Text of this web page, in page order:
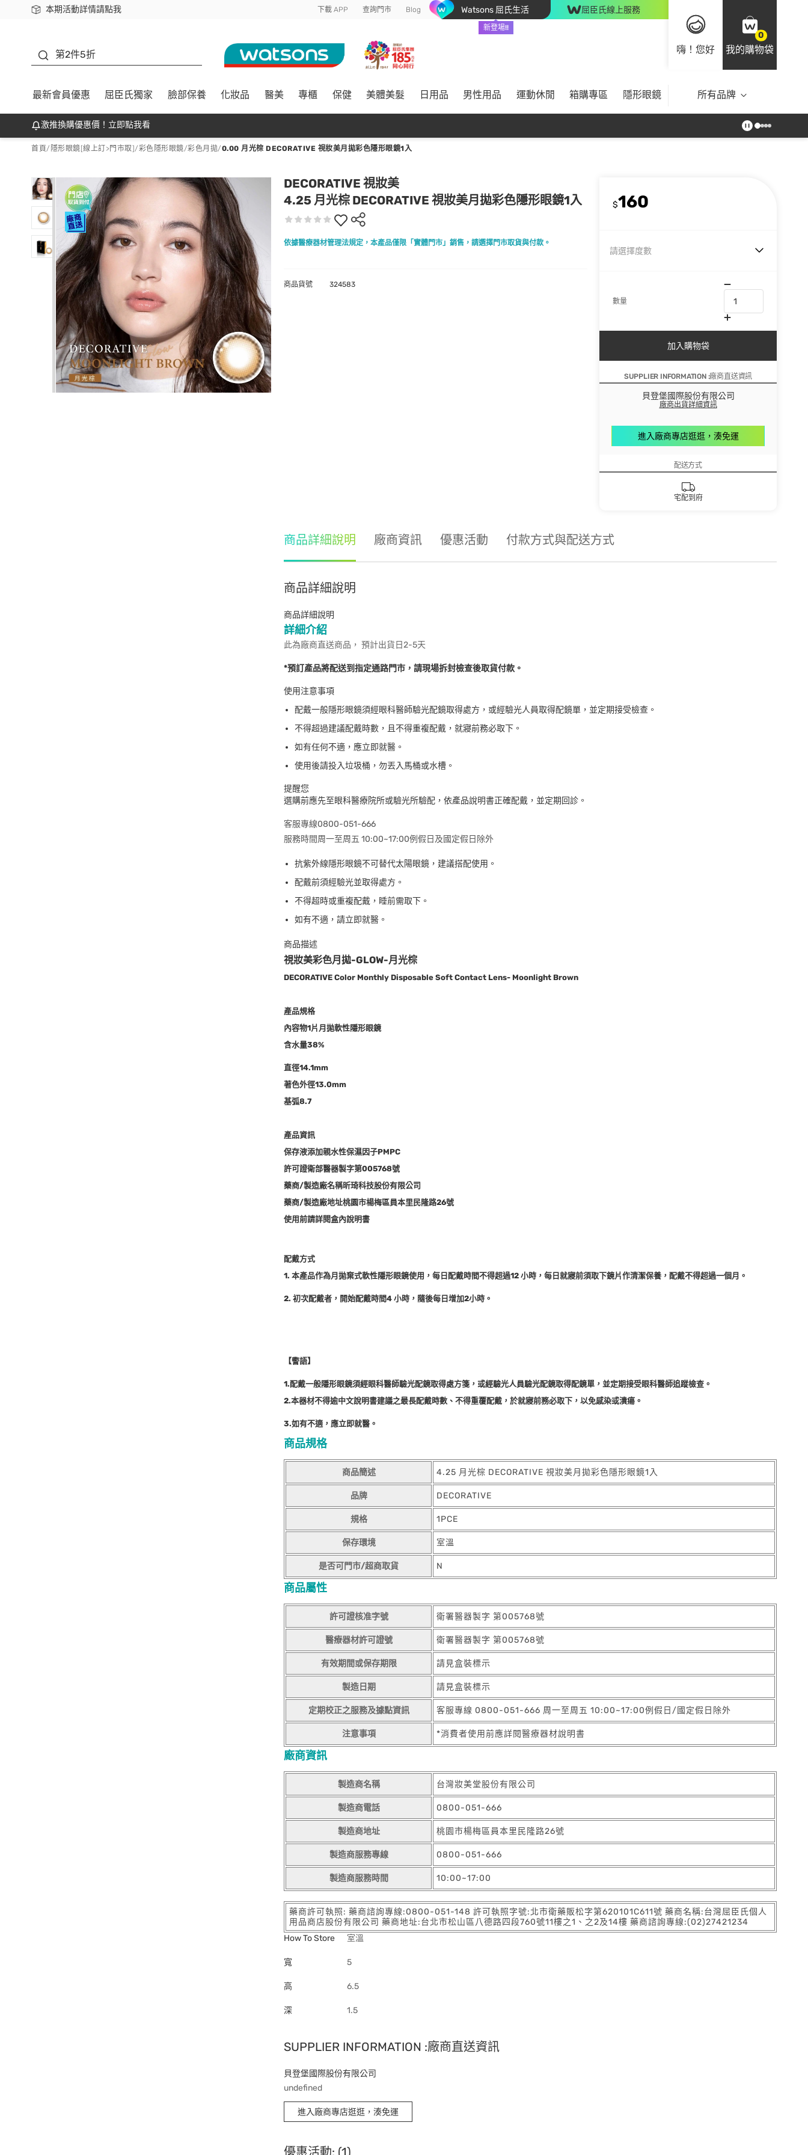
本期活動詳情請點我
下載app最高回饋$350 下載 APP 查詢門市 Blog Watsons 屈氏生活
新登場!!
屈臣氏線上服務
嗨！您好
0
我的購物袋
第2件5折
最新會員優惠 屈臣氏獨家 臉部保養 化妝品 醫美 專櫃 保健 美體美髮 日用品 男性用品 運動休閒 箱購專區 隱形眼鏡 所有品牌
激推換購優惠價！立即點我看
首頁/ 隱形眼鏡[線上訂>門市取]/彩色隱形眼鏡/彩色月拋/0.00 月光棕 DECORATIVE 視妝美月拋彩色隱形眼鏡1入
DECORATIVE 視妝美
4.25 月光棕 DECORATIVE 視妝美月拋彩色隱形眼鏡1入
依據醫療器材管理法規定，本產品僅限「實體門市」銷售，請選擇門市取貨與付款。
$160
請選擇度數
數量
加入購物袋
SUPPLIER INFORMATION :廠商直送資訊
貝登堡國際股份有限公司
廠商出貨詳細資訊
進入廠商專店逛逛，湊免運
配送方式
宅配到府
商品貨號 324583
商品詳細說明 廠商資訊 優惠活動 付款方式與配送方式
商品詳細說明
商品詳細說明
詳細介紹
此為廠商直送商品， 預計出貨日2-5天
*預訂產品將配送到指定通路門市，請現場拆封檢查後取貨付款。
使用注意事項
配戴一般隱形眼鏡須經眼科醫師驗光配鏡取得處方，或經驗光人員取得配鏡單，並定期接受檢查。
不得超過建議配戴時數，且不得重複配戴，就寢前務必取下。
如有任何不適，應立即就醫。
使用後請投入垃圾桶，勿丟入馬桶或水槽。
提醒您
選購前應先至眼科醫療院所或驗光所驗配，依產品說明書正確配戴，並定期回診。
客服專線0800-051-666
服務時間周一至周五 10:00~17:00例假日及國定假日除外
抗紫外線隱形眼鏡不可替代太陽眼鏡，建議搭配使用。
配戴前須經驗光並取得處方。
不得超時或重複配戴，睡前需取下。
如有不適，請立即就醫。
商品描述
視妝美彩色月拋-GLOW-月光棕
DECORATIVE Color Monthly Disposable Soft Contact Lens- Moonlight Brown
產品規格
內容物1片月拋軟性隱形眼鏡
含水量38%
直徑14.1mm
著色外徑13.0mm
基弧8.7
產品資訊
保存液添加親水性保濕因子PMPC
許可證衛部醫器製字第005768號
藥商/製造廠名稱昕琦科技股份有限公司
藥商/製造廠地址桃園市楊梅區員本里民隆路26號
使用前請詳閱盒內說明書
配戴方式
1. 本產品作為月拋棄式軟性隱形眼鏡使用，每日配戴時間不得超過12 小時，每日就寢前須取下鏡片作清潔保養，配戴不得超過一個月。
2. 初次配戴者，開始配戴時間4 小時，隨後每日增加2小時。
【警語】
1.配戴一般隱形眼鏡須經眼科醫師驗光配鏡取得處方箋，或經驗光人員驗光配鏡取得配鏡單，並定期接受眼科醫師追蹤檢查。
2.本器材不得逾中文說明書建議之最長配戴時數、不得重覆配戴，於就寢前務必取下，以免感染或潰瘍。
3.如有不適，應立即就醫。
商品規格
商品簡述 4.25 月光棕 DECORATIVE 視妝美月拋彩色隱形眼鏡1入
品牌 DECORATIVE
規格 1PCE
保存環境 室溫
是否可門市/超商取貨 N
商品屬性
許可證核准字號 衛署醫器製字 第005768號
醫療器材許可證號 衛署醫器製字 第005768號
有效期間或保存期限 請見盒裝標示
製造日期 請見盒裝標示
定期校正之服務及據點資訊 客服專線 0800-051-666 周一至周五 10:00~17:00例假日/國定假日除外
注意事項 *消費者使用前應詳閱醫療器材說明書
廠商資訊
製造商名稱 台灣妝美堂股份有限公司
製造商電話 0800-051-666
製造商地址 桃園市楊梅區員本里民隆路26號
製造商服務專線 0800-051-666
製造商服務時間 10:00~17:00
藥商許可執照: 藥商諮詢專線:0800-051-148 許可執照字號:北市衛藥販松字第620101C611號 藥商名稱:台灣屈臣氏個人
用品商店股份有限公司 藥商地址:台北市松山區八德路四段760號11樓之1、之2及14樓 藥商諮詢專線:(02)27421234
How To Store
室溫
寬 5
高 6.5
深 1.5
SUPPLIER INFORMATION :廠商直送資訊
貝登堡國際股份有限公司
undefined
進入廠商專店逛逛，湊免運
優惠活動: (1)